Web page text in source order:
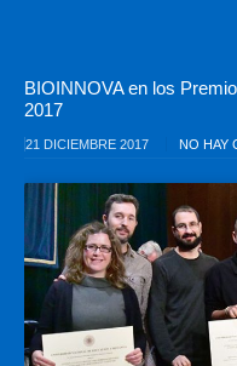
BIOINNOVA en los
2017
21 DICIEMBRE 2017 NO HAY